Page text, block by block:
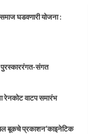
समाज घडवणारी योजना :
पुरस्काररंगत-संगत
रेनकोट वाटप समारंभ
बूकचे प्रकाशन‘काइनेटिक